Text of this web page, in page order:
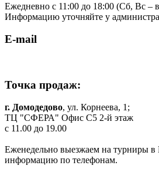
Ежедневно с 11:00 до 18:00 (Cб, Вс –
Информацию уточняйте у
E-mail
Точка продаж:
г. Домодедово, ул. Корнеева, 1;
ТЦ "СФЕРА" Офис C5 2-й этаж
c 11.00 до 19.00
Еженедельно выезжаем на турниры в
информацию по телефонам.